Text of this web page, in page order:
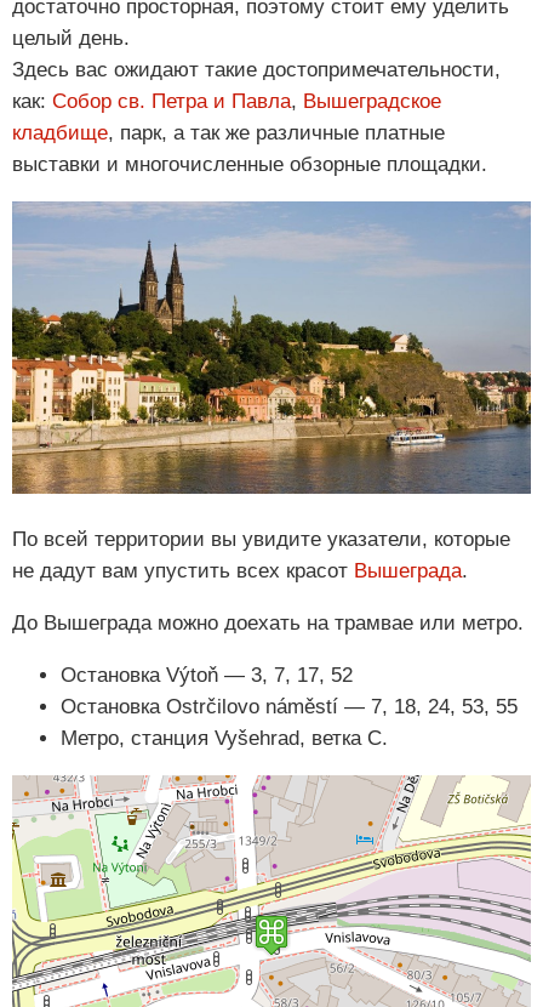
достаточно просторная, поэтому стоит ему уделить
целый день.
Здесь вас ожидают такие достопримечательности,
как: Собор св. Петра и Павла, Вышеградское
кладбище, парк, а так же различные платные
выставки и многочисленные обзорные площадки.
По всей территории вы увидите указатели, которые
не дадут вам упустить всех красот Вышеграда.
До Вышеграда можно доехать на трамвае или метро.
Остановка Výtoň — 3, 7, 17, 52
Остановка Ostrčilovo náměstí — 7, 18, 24, 53, 55
Метро, станция Vyšehrad, ветка C.